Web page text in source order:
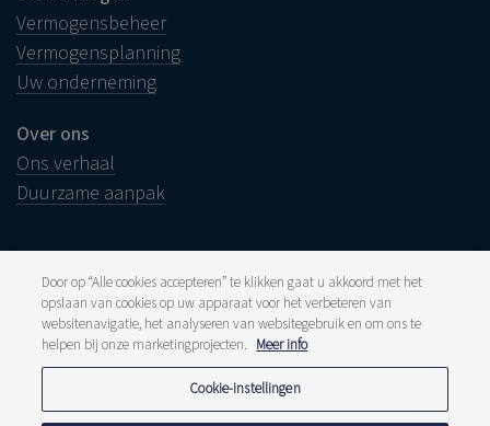
Vermogensbeheer
Vermogensplanning
Uw onderneming
Over ons
Ons verhaal
Duurzame aanpak
Juridische info
Disclaimer
Klacht
Klokkenluiders
Door op “Alle cookies accepteren” te klikken gaat u akkoord met het
opslaan van cookies op uw apparaat voor het verbeteren van
websitenavigatie, het analyseren van websitegebruik en om ons te
helpen bij onze marketingprojecten. Meer info
Cookie-instellingen